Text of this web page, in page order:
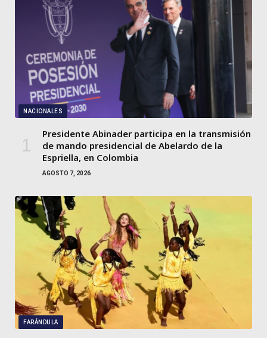
NACIONALES
Presidente Abinader participa en la transmisión
de mando presidencial de Abelardo de la
Espriella, en Colombia
AGOSTO 7, 2026
FARÁNDULA